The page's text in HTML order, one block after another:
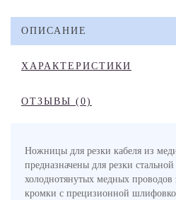
ОПИСАНИЕ
ХАРАКТЕРИСТИКИ
ОТЗЫВЫ (0)
Ножницы для резки кабеля из
предназначены для резки
холоднотянутых медных
кромки с прецизионной